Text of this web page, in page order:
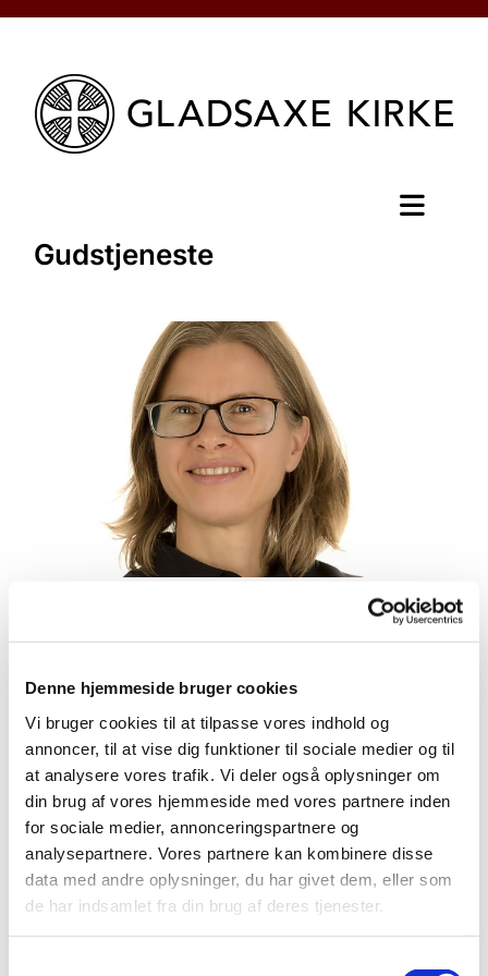
Denne hjemmeside bruger cookies
Vi bruger cookies til at tilpasse vores indhold og
annoncer, til at vise dig funktioner til sociale medier og til
at analysere vores trafik. Vi deler også oplysninger om
din brug af vores hjemmeside med vores partnere inden
for sociale medier, annonceringspartnere og
analysepartnere. Vores partnere kan kombinere disse
data med andre oplysninger, du har givet dem, eller som
de har indsamlet fra din brug af deres tjenester.
Gudstjeneste
Søndag 16. maj 2027, kl. 10:30
Gladsaxe kirke, Gladsaxe Møllevej
43, 2860 Søborg
Anne Elise Nielsen